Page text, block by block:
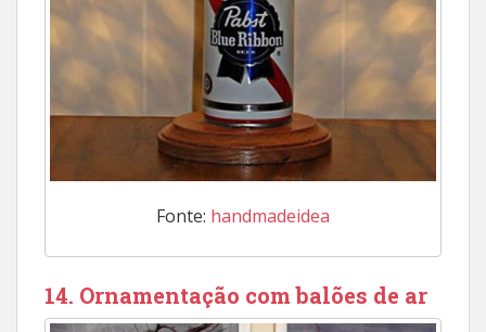
Fonte: handmadeidea
14. Ornamentação com balões de ar